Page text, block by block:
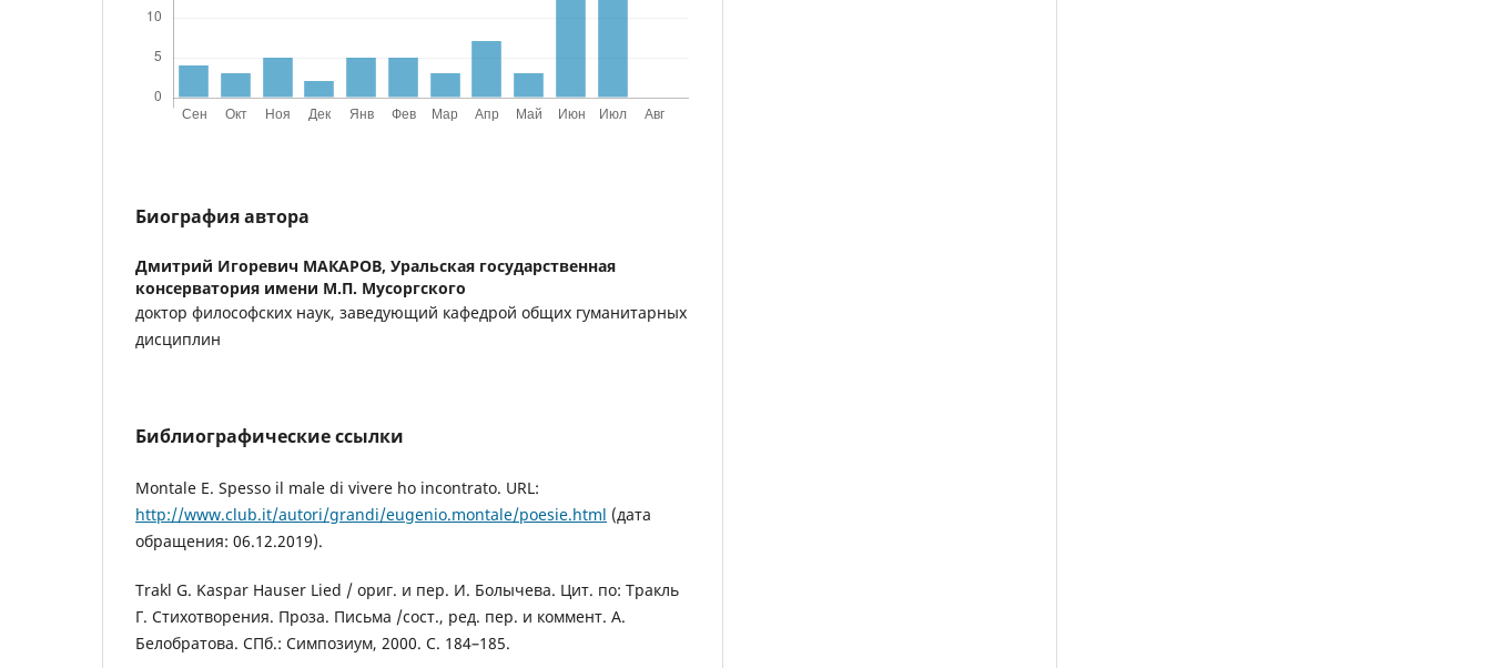
Биография автора
Дмитрий Игоревич МАКАРОВ, Уральская государственная
консерватория имени М.П. Мусоргского
доктор философских наук, заведующий кафедрой общих гуманитарных
дисциплин
Библиографические ссылки
Montale E. Spesso il male di vivere ho incontrato. URL:
http://www.club.it/autori/grandi/eugenio.montale/poesie.html (дата
обращения: 06.12.2019).
Trakl G. Kaspar Hauser Lied / ориг. и пер. И. Болычева. Цит. по: Тракль
Г. Стихотворения. Проза. Письма /сост., ред. пер. и коммент. А.
Белобратова. СПб.: Симпозиум, 2000. С. 184–185.